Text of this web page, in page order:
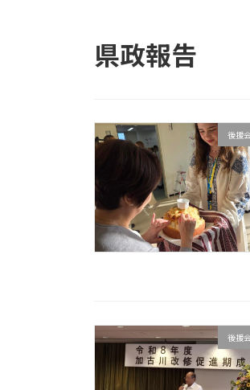
県政報告
後援
後援